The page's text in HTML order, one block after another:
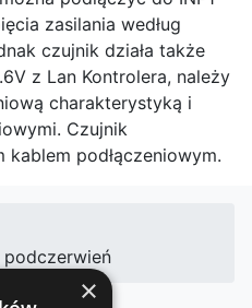
zasilania według
czujnik działa także
z Lan Kontrolera, należy
charakterystyką i
Czujnik
podłączeniowym.
podczerwień
×